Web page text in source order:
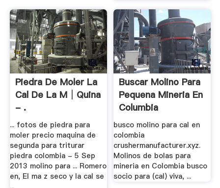
Piedra De Moler La
Cal De La M│quina
- .
... fotos de piedra para
moler precio maquina de
segunda para triturar
piedra colombia - 5 Sep
2013 molino para ... Romero
en, El ma z seco y la cal se
Buscar Molino Para
Pequena Mineria En
Columbia
busco molino para cal en
colombia
crushermanufacturer.xyz.
Molinos de bolas para
mineria en Colombia busco
socio para (cal) viva, ...